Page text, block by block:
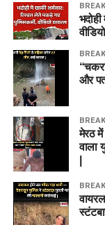
और
मेरठ
वाला